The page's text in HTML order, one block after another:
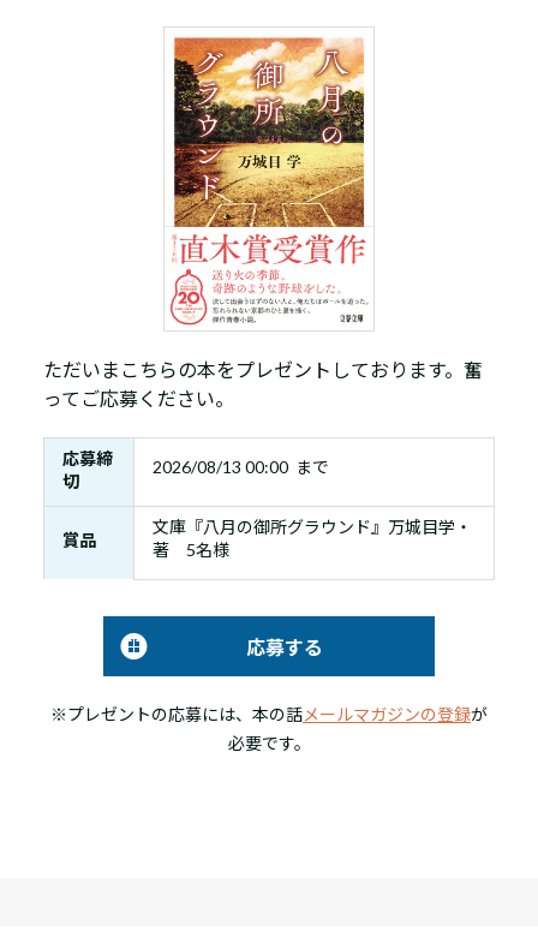
ただいまこちらの本をプレゼントしております。奮
ってご応募ください。
応募締
切
2026/08/13 00:00 まで
賞品
文庫『八月の御所グラウンド』万城目学・
著 5名様
応募する
※プレゼントの応募には、本の話メールマガジンの登録が
必要です。